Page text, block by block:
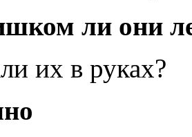
ли они
их в руках?